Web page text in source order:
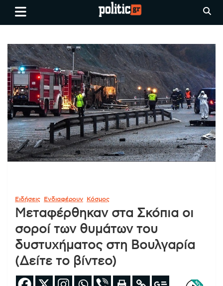
Skip
Ειδήσεις απο τη
Θεσσαλονίκη, την Ελλάδα και
όλο τον Κόσμο
politic.gr
Ειδήσεις Ενδιαφέρουν Κόσμος
Μεταφέρθηκαν στα Σκόπια οι
σοροί των θυμάτων του
δυστυχήματος στη Βουλγαρία
(Δείτε το βίντεο)